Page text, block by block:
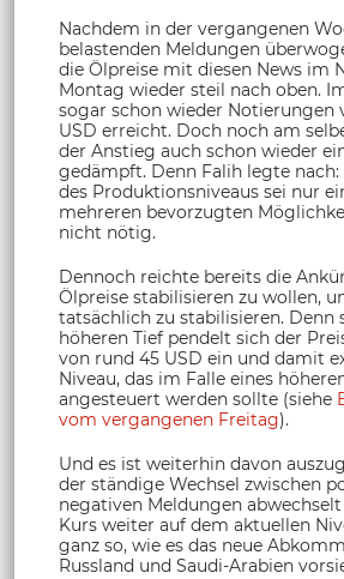
Nachdem in der vergangenen
belastenden Meldungen
die Ölpreise mit diesen News im
Montag wieder steil nach oben.
sogar schon wieder Notierungen
USD erreicht. Doch noch am
der Anstieg auch schon wieder
gedämpft. Denn Falih legte
des Produktionsniveaus sei nur
mehreren bevorzugten
nicht nötig.
Dennoch reichte bereits die
Ölpreise stabilisieren zu wollen,
tatsächlich zu stabilisieren. Denn
höheren Tief pendelt sich der
von rund 45 USD ein und damit
Niveau, das im Falle eines
angesteuert werden sollte (siehe
vom vergangenen Freitag).
Und es ist weiterhin davon
der ständige Wechsel zwischen
negativen Meldungen
Kurs weiter auf dem aktuellen
ganz so, wie es das neue
Russland und Saudi-Arabien